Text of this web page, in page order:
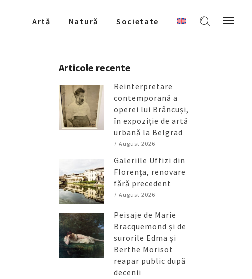
Artǎ Natură Societate
Articole recente
Reinterpretare
contemporană a
operei lui Brâncuși,
în expoziție de artă
urbană la Belgrad
7 August 2026
Galeriile Uffizi din
Florența, renovare
fără precedent
7 August 2026
Peisaje de Marie
Bracquemond și de
surorile Edma și
Berthe Morisot
reapar public după
decenii